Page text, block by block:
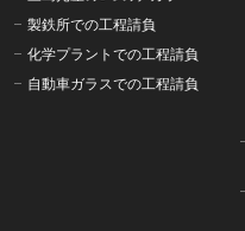
製鉄所での工程請負
化学プラントでの工程請負
自動車ガラスでの工程請負